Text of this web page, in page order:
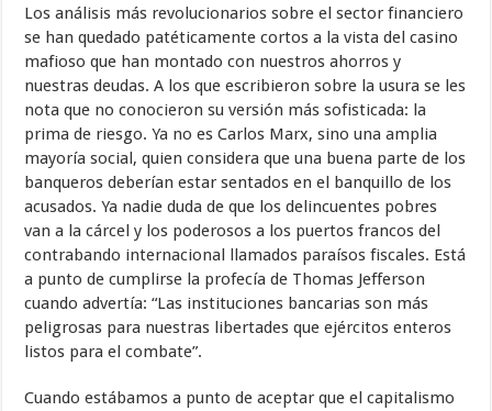
Los análisis más revolucionarios sobre el sector financiero
se han quedado patéticamente cortos a la vista del casino
mafioso que han montado con nuestros ahorros y
nuestras deudas. A los que escribieron sobre la usura se les
nota que no conocieron su versión más sofisticada: la
prima de riesgo. Ya no es Carlos Marx, sino una amplia
mayoría social, quien considera que una buena parte de los
banqueros deberían estar sentados en el banquillo de los
acusados. Ya nadie duda de que los delincuentes pobres
van a la cárcel y los poderosos a los puertos francos del
contrabando internacional llamados paraísos fiscales. Está
a punto de cumplirse la profecía de Thomas Jefferson
cuando advertía: “Las instituciones bancarias son más
peligrosas para nuestras libertades que ejércitos enteros
listos para el combate”.
Cuando estábamos a punto de aceptar que el capitalismo